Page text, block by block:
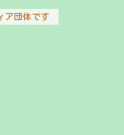
ア団体です